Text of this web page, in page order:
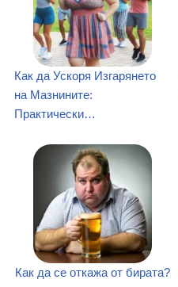
Как да Ускоря Изгарянето
на Мазнините:
Практически…
Как да се откажа от бирата?